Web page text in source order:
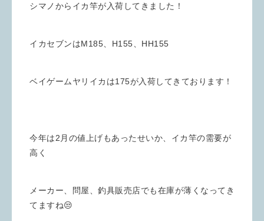
シマノからイカ竿が入荷してきました！
イカセブンはM185、H155、HH155
ベイゲームヤリイカは175が入荷してきております！
今年は2月の値上げもあったせいか、イカ竿の需要が
高く
メーカー、問屋、釣具販売店でも在庫が薄くなってき
てますね😒